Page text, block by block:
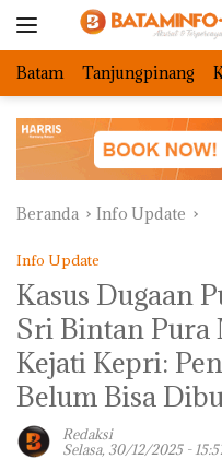
Batam Tanjungpinang
Beranda Info Update
Info Update
Kasus Dugaan
Sri Bintan Pura
Kejati Kepri:
Belum Bisa
Redaksi
Selasa, 30/12/2025 -